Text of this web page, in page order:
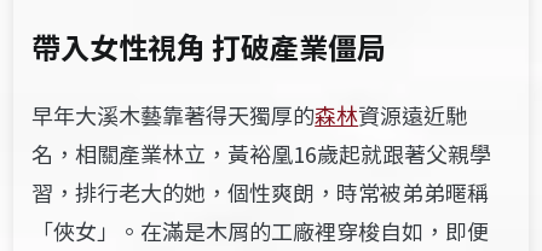
帶入女性視角 打破產業僵局
早年大溪木藝靠著得天獨厚的森林資源遠近馳
名，相關產業林立，黃裕凰16歲起就跟著父親學
習，排行老大的她，個性爽朗，時常被弟弟暱稱
「俠女」。在滿是木屑的工廠裡穿梭自如，即便